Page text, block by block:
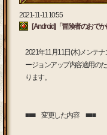
2021-11-11 10:55
[Android]「冒険者のおで
2021年11月11日(木)メンテ
ージョンアップ内容適用の
ります。
■■■ 変更した内容 ■■■